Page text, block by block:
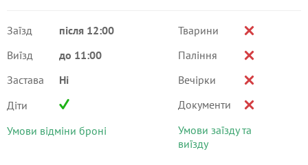
Заїзд
після 12:00
Виїзд
до 11:00
Застава
Ні
Діти
Умови відміни броні
Тварини
Паління
Вечірки
Документи
Умови заїзду та
виїзду